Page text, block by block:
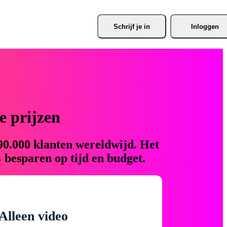
Schrijf je in Inloggen
prijzen
klanten wereldwijd. Het
op tijd en budget.
video